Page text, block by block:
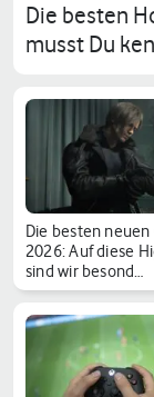
Die besten
musst Du
Die besten neuen
2026: Auf diese
sind wir besond…